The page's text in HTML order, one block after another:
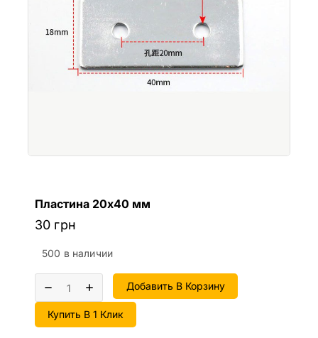
Пластина 20х40 мм
30 грн
500 в наличии
Добавить В Корзину
Купить В 1 Клик